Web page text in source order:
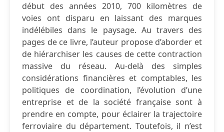
début des années 2010, 700 kilomètres de
voies ont disparu en laissant des marques
indélébiles dans le paysage. Au travers des
pages de ce livre, l’auteur propose d’aborder et
de hiérarchiser les causes de cette contraction
massive du réseau. Au-delà des simples
considérations financières et comptables, les
politiques de coordination, l’évolution d’une
entreprise et de la société française sont à
prendre en compte, pour éclairer la trajectoire
ferroviaire du département. Toutefois, il n’est